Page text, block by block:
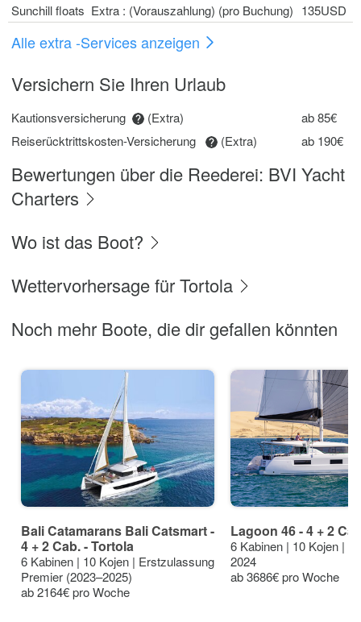
Sunchill floats Extra : (Vorauszahlung) (pro Buchung) 135USD
Alle extra -Services anzeigen
Versichern Sie Ihren Urlaub
Kautionsversicherung (Extra)
ab 85€
Reiserücktrittskosten-Versicherung
(Extra) ab 190€
Bewertungen über die Reederei: BVI Yacht
Charters
Wo ist das Boot?
Wettervorhersage für Tortola
Noch mehr Boote, die dir gefallen könnten
Bali Catamarans Bali Catsmart -
4 + 2 Cab. - Tortola
6 Kabinen | 10 Kojen | Erstzulassung
Premier (2023–2025)
ab 2164€ pro Woche
Lagoon 46 - 4 + 2
6 Kabinen | 10 Kojen |
2024
ab 3686€ pro Woche